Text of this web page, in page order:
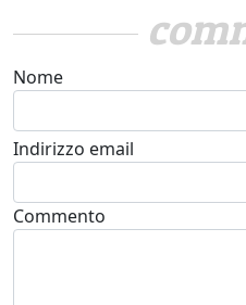
Nome
Indirizzo email
Commento